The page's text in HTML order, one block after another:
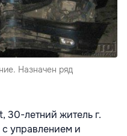
Назначен ряд
30-летний житель г.
управлением и